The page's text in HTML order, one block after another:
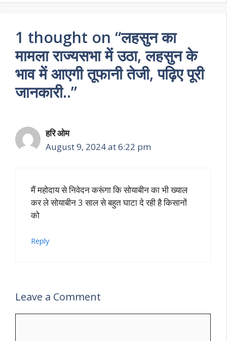
1 thought on “लहसुन का
मामला राज्यसभा में उठा, लहसुन के
भाव में आएगी तूफानी तेजी, पढ़िए पूरी
जानकारी..”
हरि ओम
August 9, 2024 at 6:22 pm
मैं महोदाय से निवेदन करूंगा कि सोयाबीन का भी ख्याल
कर ले सोयाबीन 3 साल से बहुत घाटा दे रही है किसानों
को
Reply
Leave a Comment